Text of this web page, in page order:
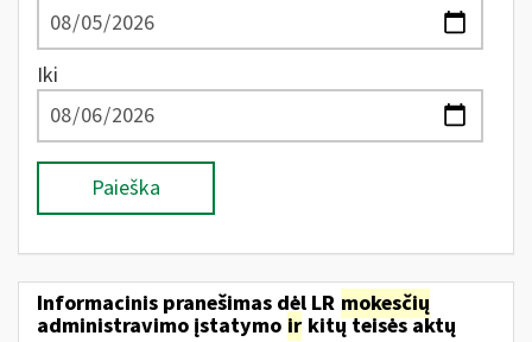
Iki
Paieška
Informacinis pranešimas dėl LR mokesčių
administravimo įstatymo ir kitų teisės aktų